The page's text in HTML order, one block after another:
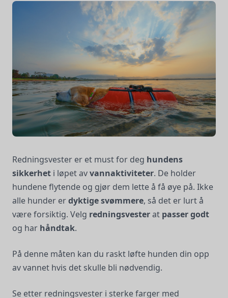
Redningsvester er et must for deg hundens
sikkerhet i løpet avvannaktiviteter. De holder
hundene flytende og gjør dem lette å få øye på. Ikke
alle hunder erdyktige svømmere, så det er lurt å
være forsiktig. Velg redningsvesterat passer godt
og har håndtak.
På denne måten kan du raskt løfte hunden din opp
av vannet hvis det skulle bli nødvendig.
Se etter redningsvester i sterke farger med